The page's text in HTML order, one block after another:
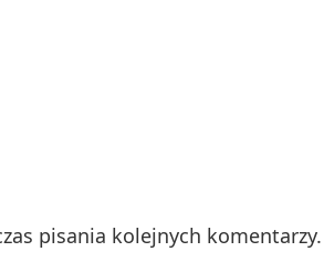
pisania kolejnych komentarzy.